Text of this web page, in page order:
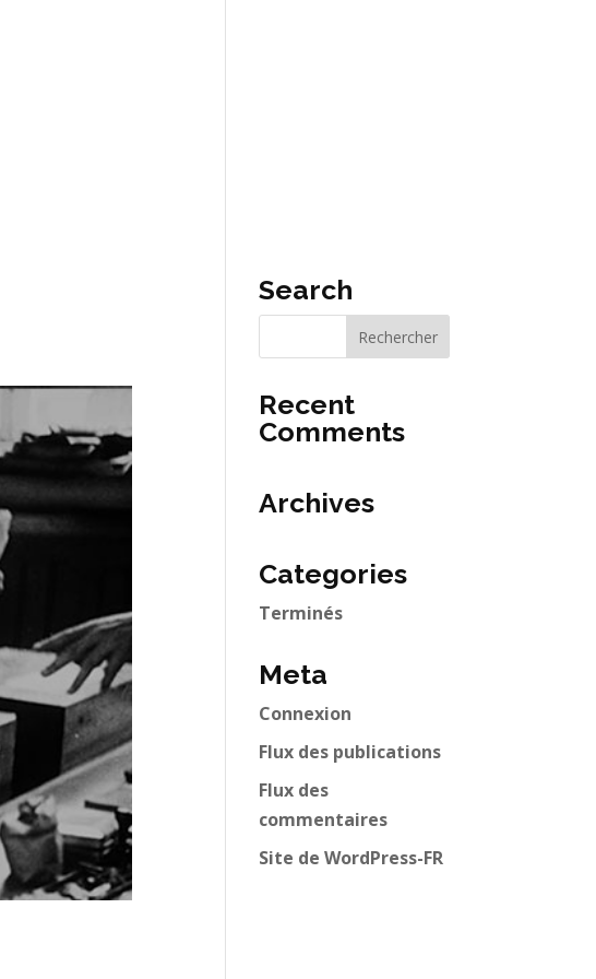
Search
Recent
Comments
Archives
Categories
Terminés
Meta
Connexion
Flux des publications
Flux des
commentaires
Site de WordPress-FR